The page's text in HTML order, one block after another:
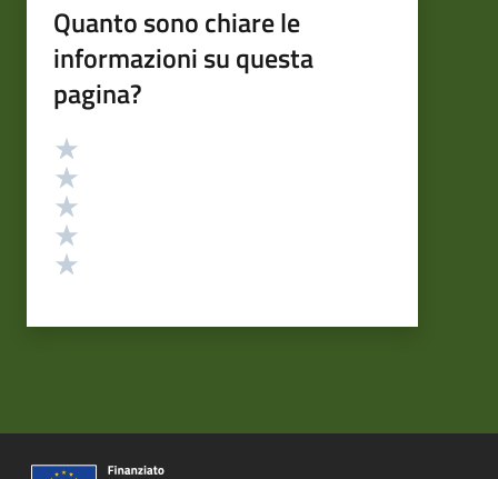
Quanto sono chiare le
informazioni su questa
pagina?
Valutazione